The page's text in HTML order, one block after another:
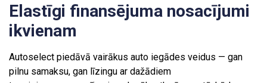
Elastīgi finansējuma nosacījumi
ikvienam
Autoselect piedāvā vairākus auto iegādes veidus — gan
pilnu samaksu, gan līzingu ar dažādiem